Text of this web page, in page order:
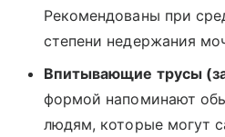
Рекомендованы при
степени недержания
Впитывающие трусы
формой напоминают
людям, которые могут